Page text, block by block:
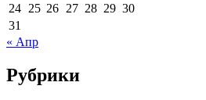
24 25 26 27 28 29 30
31
« Апр
Рубрики